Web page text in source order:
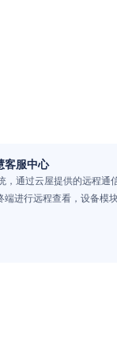
客服中心
，通过云屋提供的远程
进行远程查看，设备模